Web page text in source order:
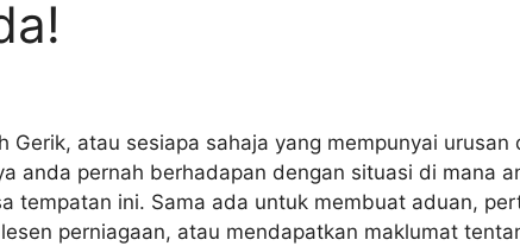
Gerik, atau sesiapa sahaja yang mempunyai urusan
anda pernah berhadapan dengan situasi di mana
tempatan ini. Sama ada untuk membuat aduan,
perniagaan, atau mendapatkan maklumat